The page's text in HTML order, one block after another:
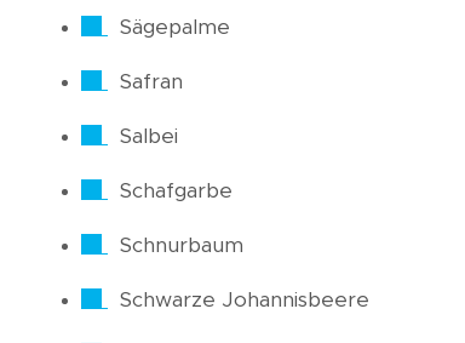
Sägepalme
Safran
Salbei
Schafgarbe
Schnurbaum
Schwarze Johannisbeere